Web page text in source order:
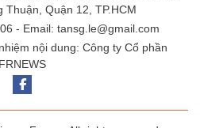
Thuận, Quận 12, TP.HCM
- Email: tansg.le@gmail.com
nội dung: Công ty Cổ phần
FRNEWS